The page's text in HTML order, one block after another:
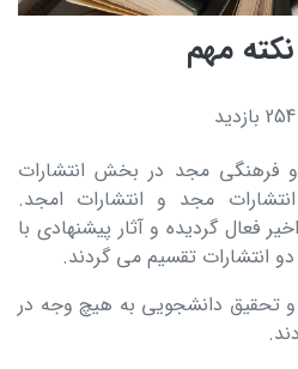
مهم
254 بازدید
فرهنگی مجد در بخش انتشارات
مجد و انتشارات امجد.
فعال گردیده و آثار پیشنهادی با
انتشارات تقسیم می گردند.
و تحقیق دانشجویی به هیچ وجه در